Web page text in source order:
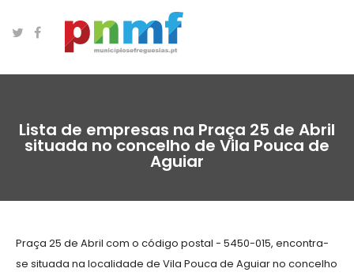
Lista de empresas na Praça 25 de Abril
situada no concelho de Vila Pouca de
Aguiar
Praça 25 de Abril com o código postal - 5450-015, encontra-
se situada na localidade de Vila Pouca de Aguiar no concelho